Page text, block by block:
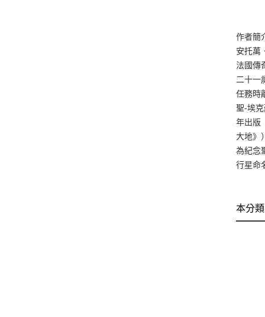
作者簡
安托萬
法國傳
二十一
任務時
聖-埃
年出版
大地》
為紀念
行星命
本分